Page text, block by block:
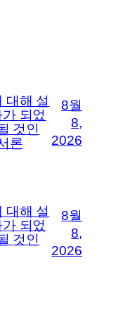
대해 설
되었
것인
론
8월
8,
2026
대해 설
되었
것인
8월
8,
2026